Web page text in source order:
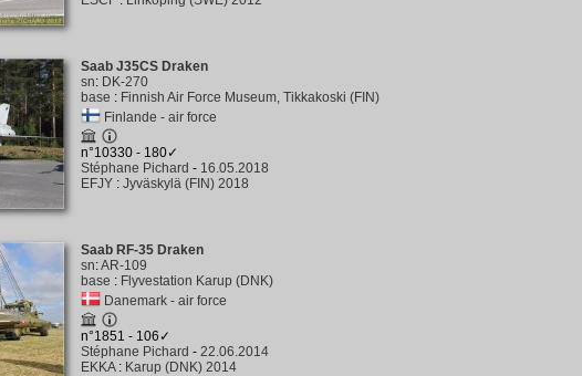
Saab J35CS Draken
sn: DK-270
base : Finnish Air Force Museum, Tikkakoski (FIN)
Finlande - air force
n°10330 - 180✓
Stéphane Pichard - 16.05.2018
EFJY : Jyväskylä (FIN) 2018
Saab RF-35 Draken
sn:AR-109
base : Flyvestation Karup (DNK)
Danemark - air force
n°1851 - 106✓
Stéphane Pichard - 22.06.2014
EKKA: Karup (DNK) 2014